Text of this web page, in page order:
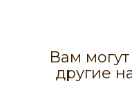
Вам
другие